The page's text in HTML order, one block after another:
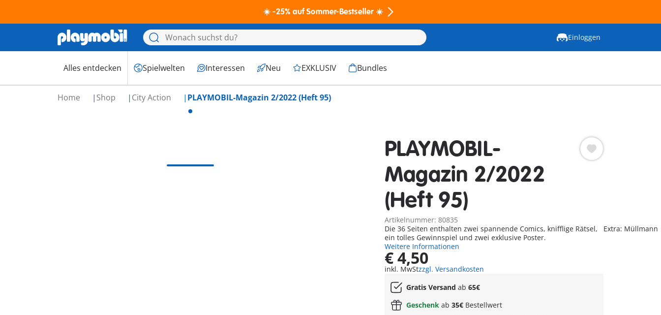
☀️ -25% auf Sommer-Bestseller ☀️
Einloggen
Alles entdecken Spielwelten Interessen Neu EXKLUSIV Bundles
Home Shop City Action PLAYMOBIL-Magazin 2/2022 (Heft 95)
PLAYMOBIL-
Magazin 2/2022
(Heft 95)
Artikelnummer: 80835
Die 36 Seiten enthalten zwei spannende Comics, knifflige Rätsel,
ein tolles Gewinnspiel und zwei exklusive Poster.
Extra: Müllmann
Weitere Informationen
€ 4,50
inkl. MwStzzgl. Versandkosten
Gratis Versand ab 65€
Geschenk ab 35€Bestellwert